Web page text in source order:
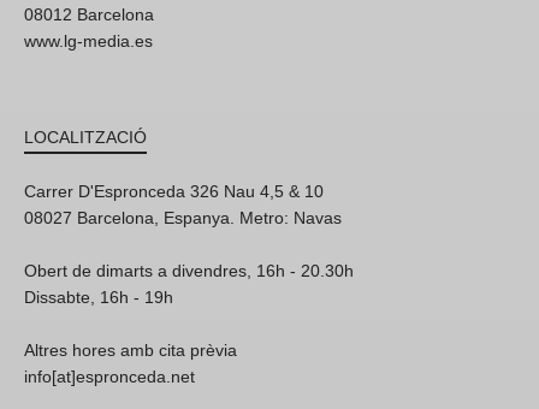
08012 Barcelona
www.lg-media.es
LOCALITZACIÓ
Carrer D'Espronceda 326 Nau 4,5 & 10
08027 Barcelona, Espanya. Metro: Navas
Obert de dimarts a divendres, 16h - 20.30h
Dissabte, 16h - 19h
Altres hores amb cita prèvia
info[at]espronceda.net